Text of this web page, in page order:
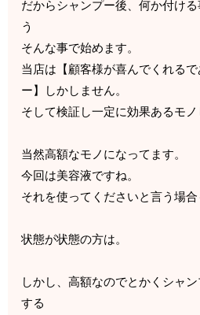
だからシャンプー後、何か付け
う
そんな事で始めます。
当店は【顧客様が喜んでくれる
ー】しかしません。
そして検証し一定に効果あるモノ
当然高額なモノになってます。
今回は美容液ですね。
それを使ってくださいと言う場合
状態が状態の方は。
しかし、高額なのでとかくシャ
する